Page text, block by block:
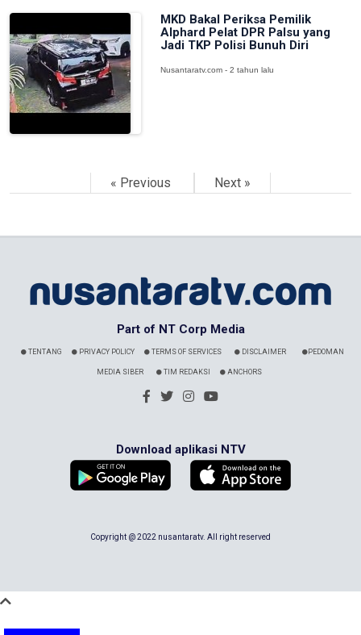
MKD Bakal Periksa Pemilik
Alphard Pelat DPR Palsu yang
Jadi TKP Polisi Bunuh Diri
Nusantaratv.com - 2 tahun lalu
« Previous Next »
Part of NT Corp Media
TENTANG PRIVACY POLICY TERMS OF SERVICES DISCLAIMER PEDOMAN
MEDIA SIBER TIM REDAKSI ANCHORS
Download aplikasi NTV
Copyright @ 2022 nusantaratv. All right reserved